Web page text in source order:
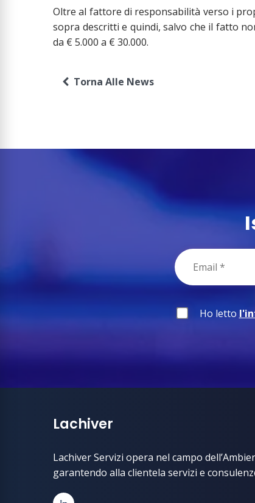
Oltre al fattore di responsabilità verso i
sopra descritti e quindi, salvo che il fatto
da € 5.000 a € 30.000.
Torna Alle News
Ho letto
Lachiver
Lachiver Servizi opera nel campo
garantendo alla clientela servizi e